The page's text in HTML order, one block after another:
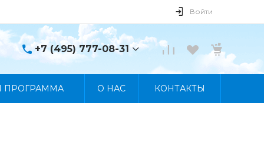
Войти
+7 (495) 777-08-31
+7 (495) 777-08-31
ПРОГРАММА О НАС КОНТАКТЫ